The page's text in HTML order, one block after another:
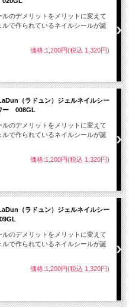
くこするようにしてゆっくりはがして
全体をマッサージして下さい。
がしやすくなります。
ニールの袋に入れて保管してくださ
は使用しないでください。
皮膚科専門医等へご相談ください。
がはがれやすくなることがあります。
。
のデメリットをメリットに変えて
で作られているネイルシールが誕
価格:1,200円(税込 1,320円)
（ラドュン）ジェルネイルシー
ー 008GL
のデメリットをメリットに変えて
で作られているネイルシールが誕
価格:1,200円(税込 1,320円)
（ラドュン）ジェルネイルシー
のデメリットをメリットに変えて
で作られているネイルシールが誕
価格:1,200円(税込 1,320円)